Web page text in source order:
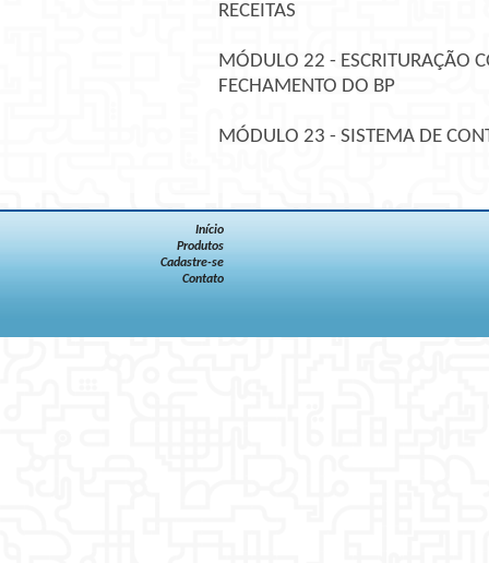
RECEITAS
MÓDULO 22 - ESCRITURAÇÃO
FECHAMENTO DO BP
MÓDULO 23 - SISTEMA DE
Início
Produtos
Cadastre-se
Contato